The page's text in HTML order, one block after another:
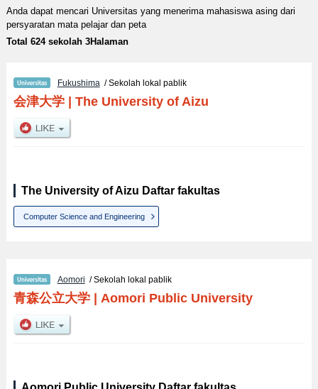
Anda dapat mencari Universitas yang menerima mahasiswa asing dari
persyaratan mata pelajar dan peta
Total 624 sekolah 3Halaman
Fukushima/ Sekolah lokal pablik
会津大学| The University of Aizu
The University of Aizu Daftar fakultas
Computer Science and Engineering
Aomori / Sekolah lokal pablik
青森公立大学| Aomori Public University